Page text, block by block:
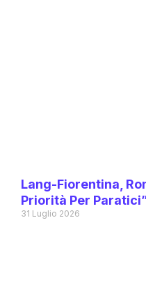
Lang-Fiorentina,
Priorità Per
31 Luglio 2026